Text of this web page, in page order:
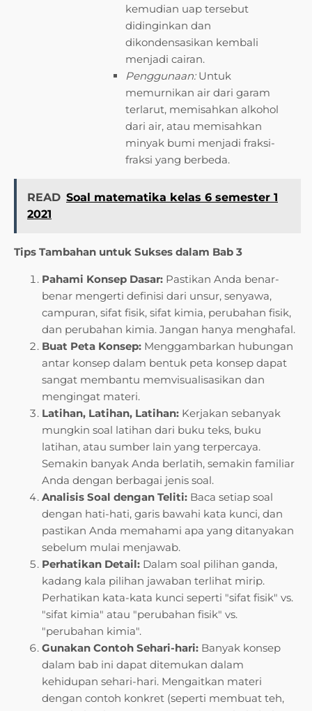
kemudian uap tersebut
didinginkan dan
dikondensasikan kembali
menjadi cairan.
Penggunaan:Untuk
memurnikan air dari garam
terlarut, memisahkan alkohol
dari air, atau memisahkan
minyak bumi menjadi fraksi-
fraksi yang berbeda.
READ Soal matematika kelas 6 semester 1
2021
Tips Tambahan untuk Sukses dalam Bab 3
Pahami Konsep Dasar: Pastikan Anda benar-
benar mengerti definisi dari unsur, senyawa,
campuran, sifat fisik, sifat kimia, perubahan fisik,
dan perubahan kimia. Jangan hanya menghafal.
Buat Peta Konsep: Menggambarkan hubungan
antar konsep dalam bentuk peta konsep dapat
sangat membantu memvisualisasikan dan
mengingat materi.
Latihan, Latihan, Latihan: Kerjakan sebanyak
mungkin soal latihan dari buku teks, buku
latihan, atau sumber lain yang terpercaya.
Semakin banyak Anda berlatih, semakin familiar
Anda dengan berbagai jenis soal.
Analisis Soal dengan Teliti: Baca setiap soal
dengan hati-hati, garis bawahi kata kunci, dan
pastikan Anda memahami apa yang ditanyakan
sebelum mulai menjawab.
Perhatikan Detail: Dalam soal pilihan ganda,
kadang kala pilihan jawaban terlihat mirip.
Perhatikan kata-kata kunci seperti "sifat fisik" vs.
"sifat kimia" atau "perubahan fisik" vs.
"perubahan kimia".
Gunakan Contoh Sehari-hari: Banyak konsep
dalam bab ini dapat ditemukan dalam
kehidupan sehari-hari. Mengaitkan materi
dengan contoh konkret (seperti membuat teh,